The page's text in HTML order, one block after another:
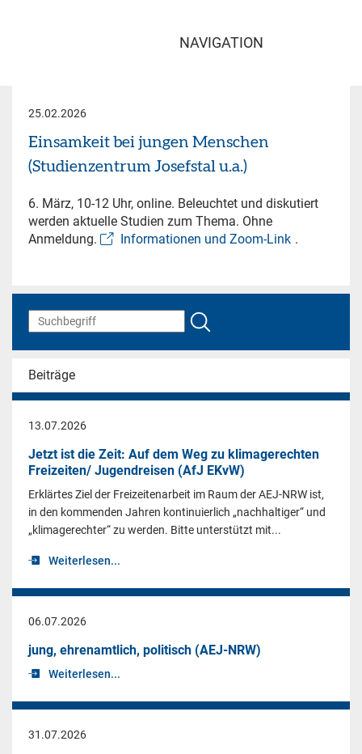
NAVIGATION
25.02.2026
Einsamkeit bei jungen Menschen
(Studienzentrum Josefstal u.a.)
6. März, 10-12 Uhr, online. Beleuchtet und diskutiert
werden aktuelle Studien zum Thema. Ohne
Anmeldung.
Informationen und Zoom-Link .
Beiträge
13.07.2026
Jetzt ist die Zeit: Auf dem Weg zu klimagerechten
Freizeiten/ Jugendreisen (AfJ EKvW)
Erklärtes Ziel der Freizeitenarbeit im Raum der AEJ-NRW ist,
in den kommenden Jahren kontinuierlich „nachhaltiger“ und
„klimagerechter“ zu werden. Bitte unterstützt mit...
Weiterlesen...
06.07.2026
jung, ehrenamtlich, politisch (AEJ-NRW)
Weiterlesen...
31.07.2026